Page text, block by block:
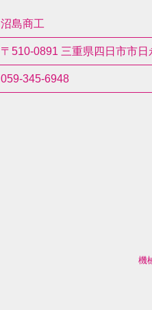
沼島商工
〒510-0891 三重県四日市市
059-345-6948
機